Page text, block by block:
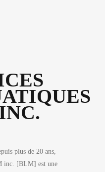
plus de 20 ans,
inc. [BLM] est une